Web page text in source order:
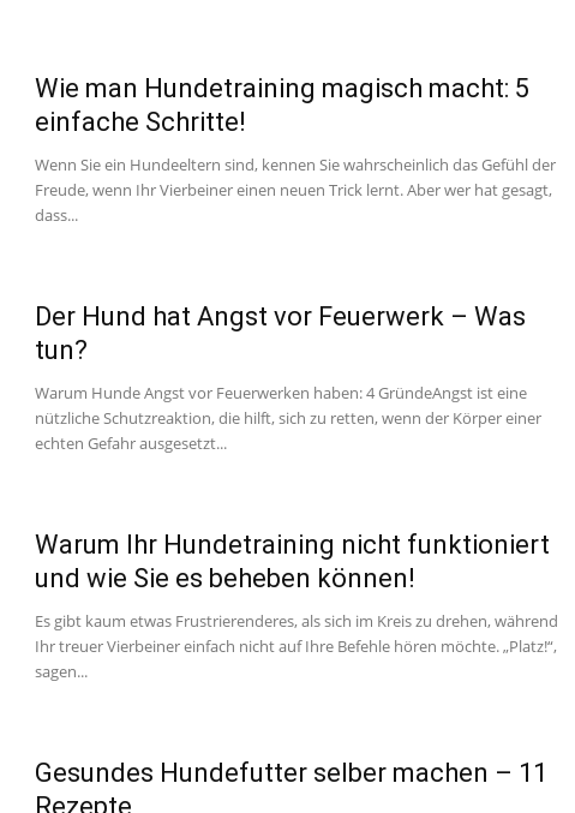
Wie man Hundetraining magisch macht: 5
einfache Schritte!
Wenn Sie ein Hundeeltern sind, kennen Sie wahrscheinlich das Gefühl der
Freude, wenn Ihr Vierbeiner einen neuen Trick lernt. Aber wer hat gesagt,
dass...
Der Hund hat Angst vor Feuerwerk – Was
tun?
Warum Hunde Angst vor Feuerwerken haben: 4 GründeAngst ist eine
nützliche Schutzreaktion, die hilft, sich zu retten, wenn der Körper einer
echten Gefahr ausgesetzt...
Warum Ihr Hundetraining nicht funktioniert
und wie Sie es beheben können!
Es gibt kaum etwas Frustrierenderes, als sich im Kreis zu drehen, während
Ihr treuer Vierbeiner einfach nicht auf Ihre Befehle hören möchte. „Platz!“,
sagen...
Gesundes Hundefutter selber machen – 11
Rezepte